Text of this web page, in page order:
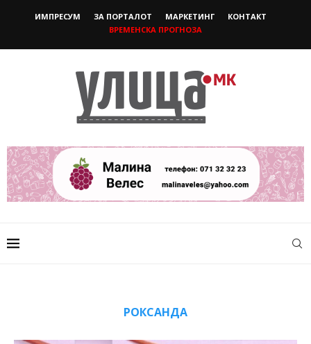
ИМПРЕСУМ ЗА ПОРТАЛОТ МАРКЕТИНГ
КОНТАКТ
ВРЕМЕНСКА ПРОГНОЗА
РОКСАНДА